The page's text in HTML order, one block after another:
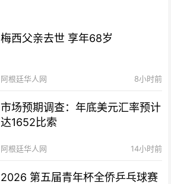
梅西父亲去世 享年68岁
阿根廷华人网 8小时前
市场预期调查：年底美元汇率预计
达1652比索
阿根廷华人网 14小时前
2026 第五届青年杯全侨乒乓球赛